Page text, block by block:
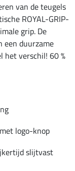
van de teugels
ROYAL-GRIP-
grip. De
een duurzame
het verschil! 60 %
logo-knop
slijtvast